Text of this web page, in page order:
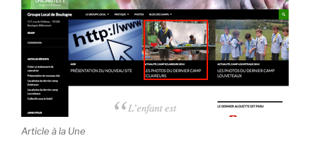
Article à la Une